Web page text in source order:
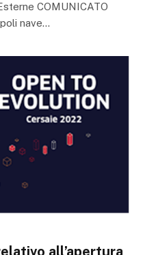
COMUNICATO
nave…
all’apertura